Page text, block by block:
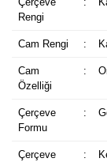
Rengi
Cam Rengi :
Cam
Özelliği
:
Çerçeve
Formu
:
Çerçeve
: